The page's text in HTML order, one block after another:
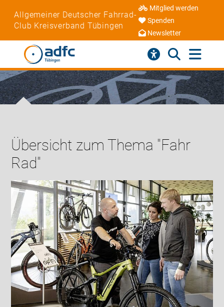
Allgemeiner Deutscher Fahrrad-
Club Kreisverband Tübingen
Mitglied werden
Spenden
Newsletter
Übersicht zum Thema "Fahr
Rad"